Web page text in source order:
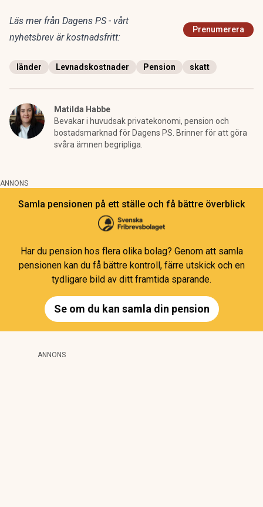
Läs mer från Dagens PS - vårt
nyhetsbrev är kostnadsfritt:
Prenumerera
länder Levnadskostnader Pension skatt
Matilda Habbe
Bevakar i huvudsak privatekonomi, pension och
bostadsmarknad för Dagens PS. Brinner för att göra
svåra ämnen begripliga.
ANNONS
Samla pensionen på ett ställe och få bättre överblick
Har du pension hos flera olika bolag? Genom att samla
pensionen kan du få bättre kontroll, färre utskick och en
tydligare bild av ditt framtida sparande.
Se om du kan samla din pension
ANNONS